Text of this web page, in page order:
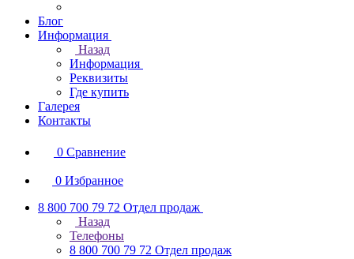
Блог
Информация
Назад
Информация
Реквизиты
Где купить
Галерея
Контакты
0 Сравнение
0 Избранное
8 800 700 79 72 Отдел продаж
Назад
Телефоны
8 800 700 79 72 Отдел продаж